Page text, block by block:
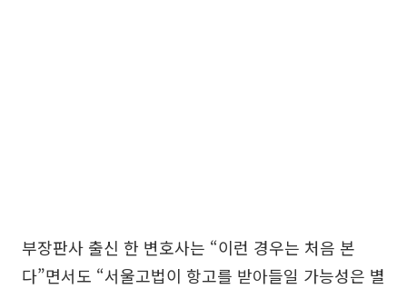
부장판사 출신 한 변호사는 “이런 경우는 처음 본
다”면서도 “서울고법이 항고를 받아들일 가능성은 별